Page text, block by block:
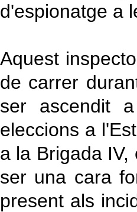
d'espionatge a
Aquest
de carrer
ser ascendit
eleccions a
a la Brigada
ser una cara
present als